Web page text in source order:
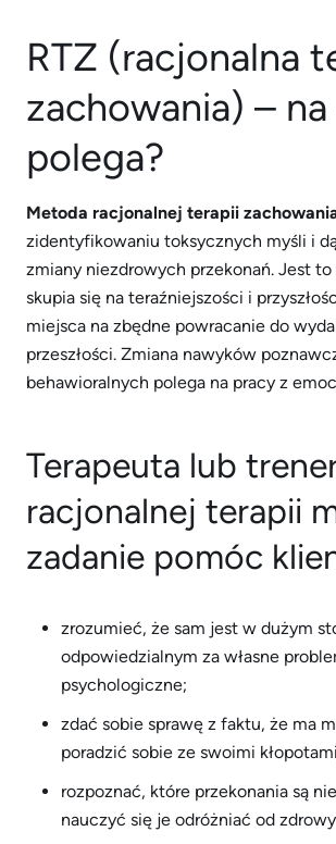
RTZ (racjonalna
zachowania) –
polega?
Metoda racjonalnej terapii
zidentyfikowaniu toksycznych myśli i
zmiany niezdrowych przekonań. Jest
skupia się na teraźniejszości i
miejsca na zbędne powracanie do
przeszłości. Zmiana nawyków
behawioralnych polega na pracy z
Terapeuta lub
racjonalnej terapii
zadanie pomóc
zrozumieć, że sam jest w dużym
odpowiedzialnym za własne
psychologiczne;
zdać sobie sprawę z faktu, że ma
poradzić sobie ze swoimi
rozpoznać, które przekonania są
nauczyć się je odróżniać od